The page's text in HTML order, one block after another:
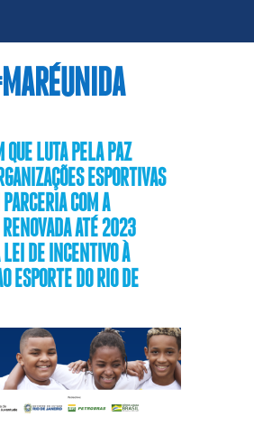
QUE LUTA PELA PAZ
ESPORTIVAS
COM A
ATÉ 2023
LEI DE INCENTIVO À
ESPORTE DO RIO DE